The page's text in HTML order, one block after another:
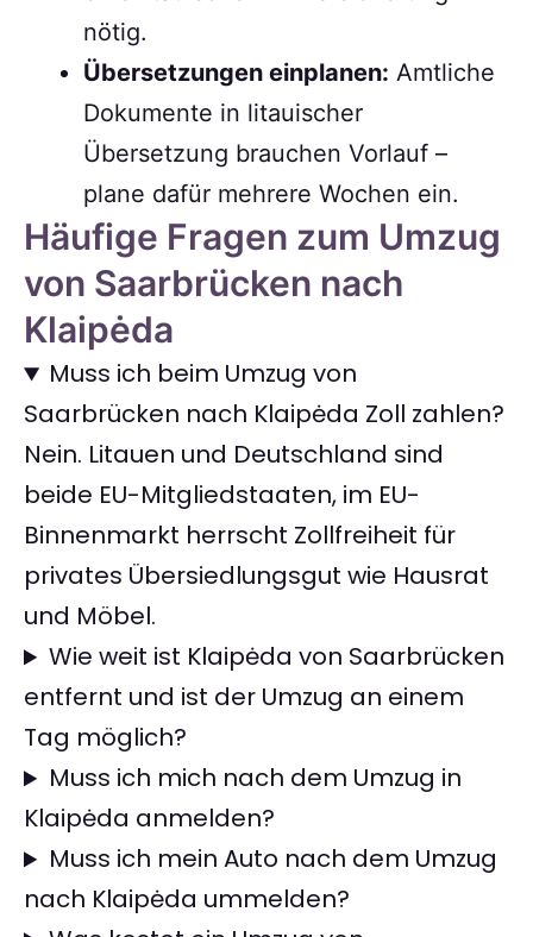
nötig.
Übersetzungen einplanen: Amtliche
Dokumente in litauischer
Übersetzung brauchen Vorlauf –
plane dafür mehrere Wochen ein.
Häufige Fragen zum Umzug
von Saarbrücken nach
Klaipėda
Muss ich beim Umzug von
Saarbrücken nach Klaipėda Zoll zahlen?
Nein. Litauen und Deutschland sind
beide EU-Mitgliedstaaten, im EU-
Binnenmarkt herrscht Zollfreiheit für
privates Übersiedlungsgut wie Hausrat
und Möbel.
Wie weit ist Klaipėda von Saarbrücken
entfernt und ist der Umzug an einem
Tag möglich?
Muss ich mich nach dem Umzug in
Klaipėda anmelden?
Muss ich mein Auto nach dem Umzug
nach Klaipėda ummelden?